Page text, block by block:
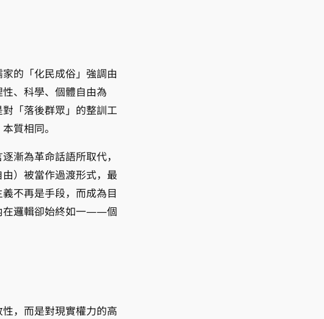
的「化民成俗」強調由
、科學、個體自由為
「落後群眾」的整訓工
質相同。
漸為革命話語所取代，
）被當作過渡形式，最
不再是手段，而成為目
在邏輯卻始終如一——個
，而是對現實權力的高